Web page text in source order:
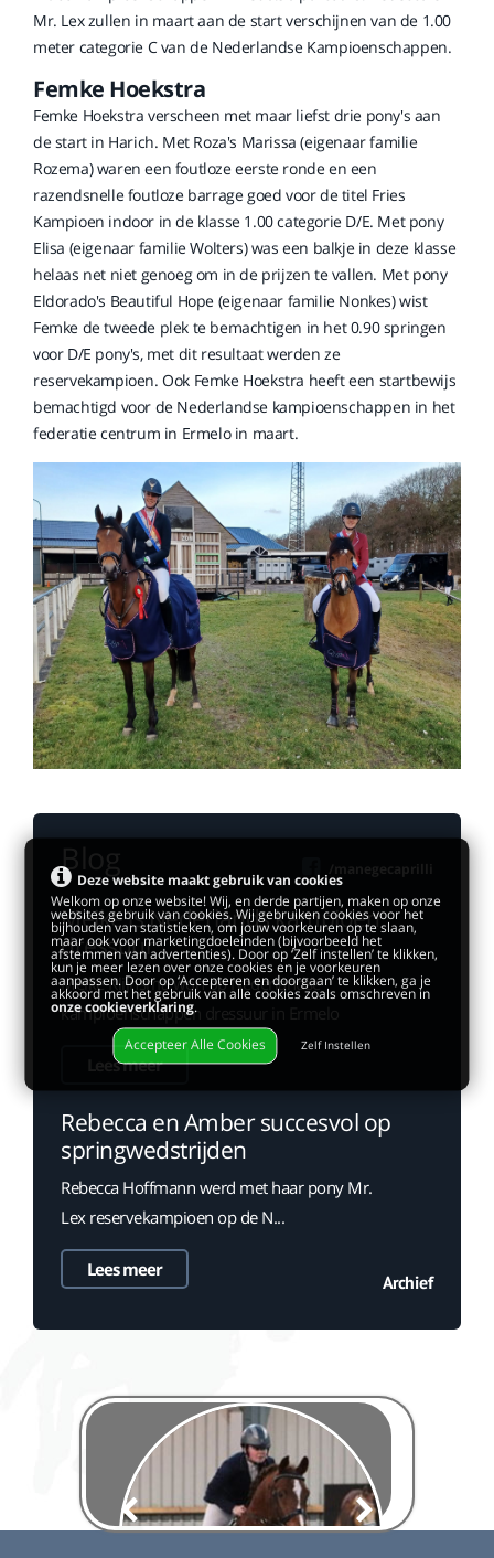
Mr. Lex zullen in maart aan de start verschijnen van de 1.00
meter categorie C van de Nederlandse Kampioenschappen.
Femke Hoekstra
Femke Hoekstra verscheen met maar liefst drie pony's aan
de start in Harich. Met Roza's Marissa (eigenaar familie
Rozema) waren een foutloze eerste ronde en een
razendsnelle foutloze barrage goed voor de titel Fries
Kampioen indoor in de klasse 1.00 categorie D/E. Met pony
Elisa (eigenaar familie Wolters) was een balkje in deze klasse
helaas net niet genoeg om in de prijzen te vallen. Met pony
Eldorado's Beautiful Hope (eigenaar familie Nonkes) wist
Femke de tweede plek te bemachtigen in het 0.90 springen
voor D/E pony's, met dit resultaat werden ze
reservekampioen. Ook Femke Hoekstra heeft een startbewijs
bemachtigd voor de Nederlandse kampioenschappen in het
federatie centrum in Ermelo in maart.
Blog
Meike is Nederlands kampioen
dressuur
Meike Klijnsma won op Nederlandse
kampioenschappen dressuur in Ermelo
Lees meer
Rebecca en Amber succesvol op
springwedstrijden
Rebecca Hoffmann werd met haar pony Mr.
Lex reservekampioen op de N...
Lees meer
Archief
Deze website maakt gebruik van cookies
Welkom op onze website! Wij, en derde partijen, maken op onze
websites gebruik van cookies. Wij gebruiken cookies voor het
bijhouden van statistieken, om jouw voorkeuren op te slaan,
maar ook voor marketingdoeleinden (bijvoorbeeld het
afstemmen van advertenties). Door op ‘Zelf instellen’ te klikken,
kun je meer lezen over onze cookies en je voorkeuren
aanpassen. Door op ‘Accepteren en doorgaan’ te klikken, ga je
akkoord met het gebruik van alle cookies zoals omschreven in
onze cookieverklaring.
Accepteer Alle Cookies Zelf Instellen